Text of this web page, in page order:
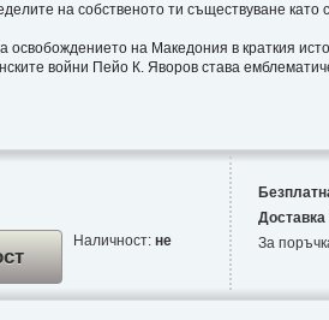
на собственото ти съществуване като
освобождението на Македония в краткия
войни Пейо К. Яворов става
Наличност: не
Доставка
За